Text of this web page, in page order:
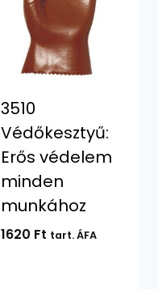
3510
Védőkesztyű:
Erős védelem
minden
munkához
1620 Ft tart. ÁFA